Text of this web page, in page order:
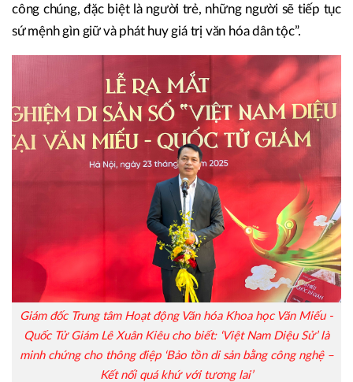
công chúng, đặc biệt là người trẻ, những người sẽ tiếp tục
sứ mệnh gìn giữ và phát huy giá trị văn hóa dân tộc”.
Giám đốc Trung tâm Hoạt động Văn hóa Khoa học Văn Miếu -
Quốc Tử Giám Lê Xuân Kiêu cho biết: ‘Việt Nam Diệu Sử’ là
minh chứng cho thông điệp ‘Bảo tồn di sản bằng công nghệ –
Kết nối quá khứ với tương lai’